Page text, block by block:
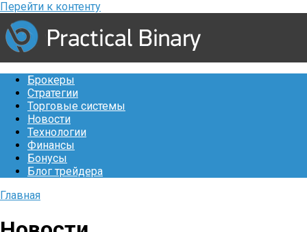
Перейти к контенту
Брокеры
Стратегии
Торговые системы
Новости
Технологии
Финансы
Бонусы
Блог трейдера
Главная